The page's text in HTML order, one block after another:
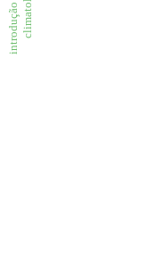
introdução